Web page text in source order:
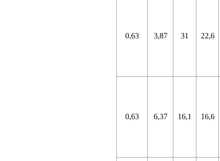
0,63 3,87 31 22,6
0,63 6,37 16,1 16,6